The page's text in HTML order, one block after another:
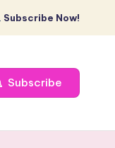
Subscribe Now!
Subscribe